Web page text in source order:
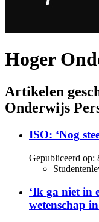
Hoger
Artikelen
Onderwijs
ISO: ‘Nog
Gepubliceerd op:
‘Ik ga niet in
wetenschap